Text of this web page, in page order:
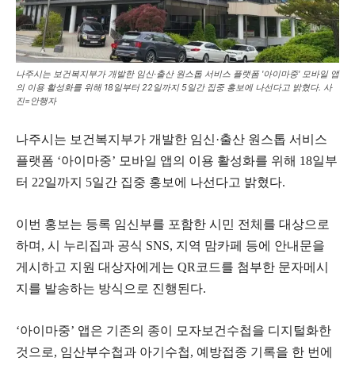
나주시는 보건복지부가 개발한 임신·출산 원스톱 서비스 플랫폼 '아이마중' 모바일 앱
의 이용 활성화를 위해 18일부터 22일까지 5일간 집중 홍보에 나선다고 밝혔다. 사
진=안행자
나주시는 보건복지부가 개발한 임신·출산 원스톱 서비스
플랫폼 ‘아이마중’ 모바일 앱의 이용 활성화를 위해 18일부
터 22일까지 5일간 집중 홍보에 나선다고 밝혔다.
이번 홍보는 등록 임신부를 포함한 시민 전체를 대상으로
하며, 시 누리집과 공식 SNS, 지역 맘카페 등에 안내문을
게시하고 지원 대상자에게는 QR코드를 첨부한 문자메시
지를 발송하는 방식으로 진행된다.
‘아이마중’ 앱은 기존의 종이 모자보건수첩을 디지털화한
것으로, 임산부수첩과 아기수첩, 예방접종 기록을 한 번에